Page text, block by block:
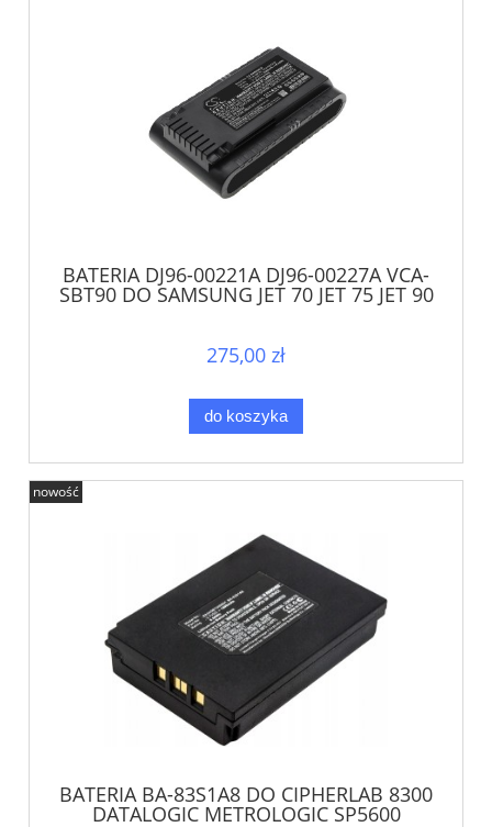
BATERIA DJ96-00221A DJ96-00227A VCA-
SBT90 DO SAMSUNG JET 70 JET 75 JET 90
275,00 zł
do koszyka
BATERIA BA-83S1A8 DO CIPHERLAB 8300
DATALOGIC METROLOGIC SP5600
nowość